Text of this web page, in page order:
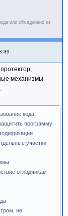
или объединено из
механизмы
кода
программу
участки
отладчикам
не